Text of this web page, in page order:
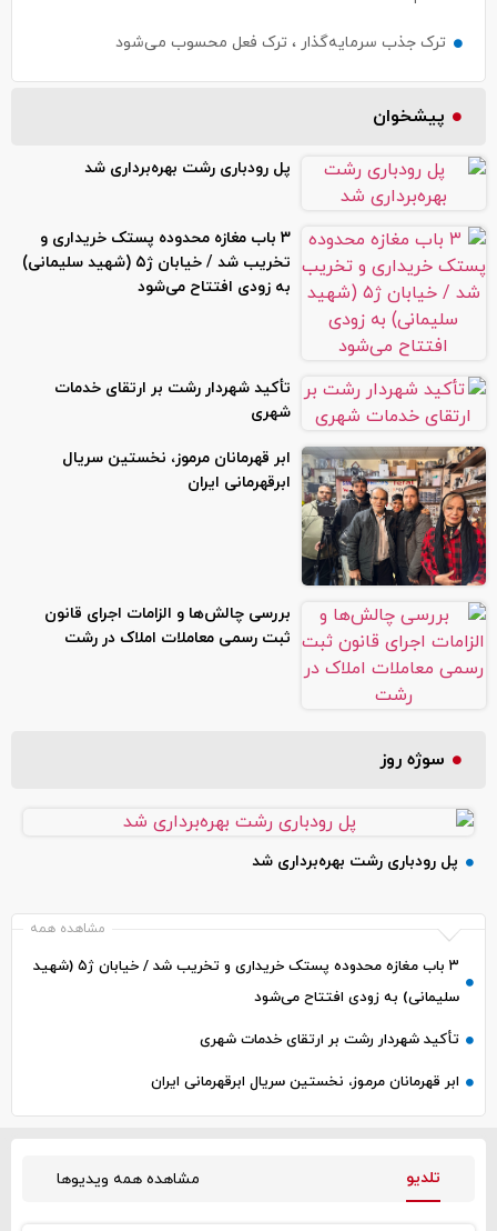
ترک جذب سرمایه‌گذار ، ترک فعل محسوب می‌شود
پیشخوان
پل رودباری رشت بهره‌برداری شد
۳ باب مغازه محدوده پستک خریداری و
تخریب شد / خیابان ژ۵ (شهید سلیمانی)
به زودی افتتاح می‌شود
تأکید شهردار رشت بر ارتقای خدمات
شهری
ابر قهرمانان مرموز، نخستین سریال
ابرقهرمانی ایران
بررسی چالش‌ها و الزامات اجرای قانون
ثبت رسمی معاملات املاک در رشت
سوژه روز
پل رودباری رشت بهره‌برداری شد
مشاهده همه
۳ باب مغازه محدوده پستک خریداری و تخریب شد / خیابان ژ۵ (شهید
سلیمانی) به زودی افتتاح می‌شود
تأکید شهردار رشت بر ارتقای خدمات شهری
ابر قهرمانان مرموز، نخستین سریال ابرقهرمانی ایران
تلدیو مشاهده همه ویدیوها